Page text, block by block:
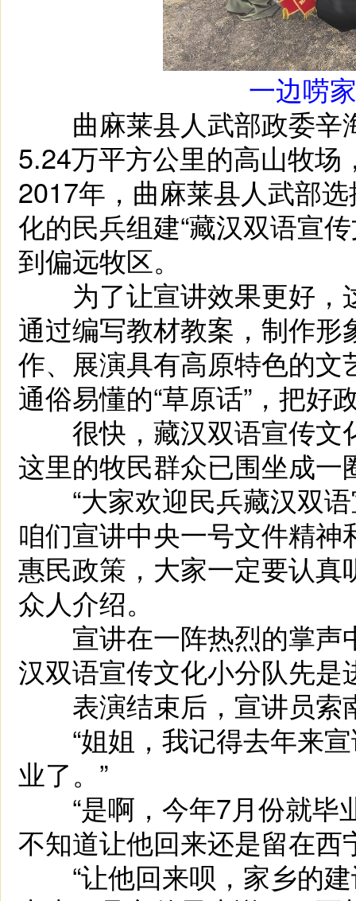
一边唠
曲麻莱县人武部政委辛
5.24万平方公里的高山牧
2017年，曲麻莱县人武部
化的民兵组建“藏汉双语宣
到偏远牧区。
为了让宣讲效果更好，
通过编写教材教案，制作
作、展演具有高原特色的文
通俗易懂的“草原话”，把好
很快，藏汉双语宣传文
这里的牧民群众已围坐成一
“大家欢迎民兵藏汉双语
咱们宣讲中央一号文件精神
惠民政策，大家一定要认真
众人介绍。
宣讲在一阵热烈的掌声
汉双语宣传文化小分队先
表演结束后，宣讲员索
“姐姐，我记得去年来宣
业了。”
“是啊，今年7月份就毕
不知道让他回来还是留在西
“让他回来呗，家乡的建